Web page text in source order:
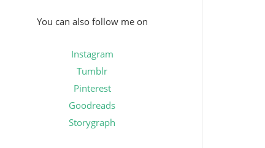
You can also follow me on
Instagram
Tumblr
Pinterest
Goodreads
Storygraph